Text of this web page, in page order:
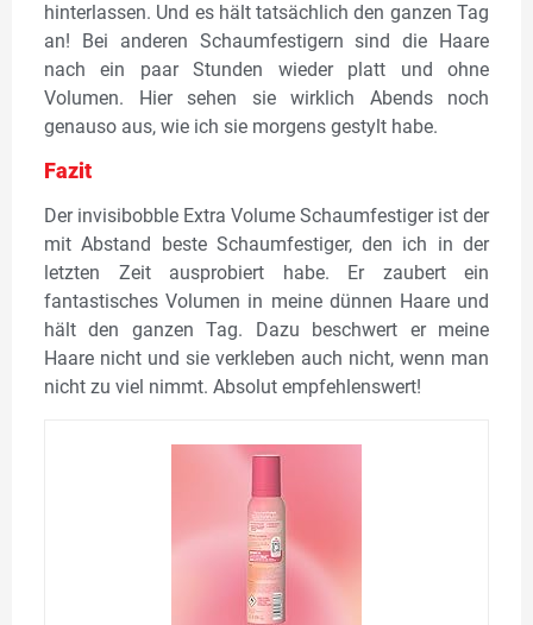
hinterlassen. Und es hält tatsächlich den ganzen Tag
an! Bei anderen Schaumfestigern sind die Haare
nach ein paar Stunden wieder platt und ohne
Volumen. Hier sehen sie wirklich Abends noch
genauso aus, wie ich sie morgens gestylt habe.
Fazit
Der invisibobble Extra Volume Schaumfestiger ist der
mit Abstand beste Schaumfestiger, den ich in der
letzten Zeit ausprobiert habe. Er zaubert ein
fantastisches Volumen in meine dünnen Haare und
hält den ganzen Tag. Dazu beschwert er meine
Haare nicht und sie verkleben auch nicht, wenn man
nicht zu viel nimmt. Absolut empfehlenswert!